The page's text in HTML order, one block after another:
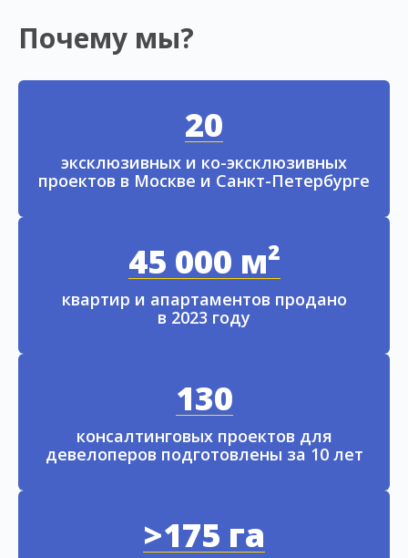
Почему мы?
20
эксклюзивных и ко-эксклюзивных
проектов в Москве и Санкт-Петербурге
45 000 м²
квартир и апартаментов продано
в 2023 году
130
консалтинговых проектов для
девелоперов подготовлены за 10 лет
>175 га